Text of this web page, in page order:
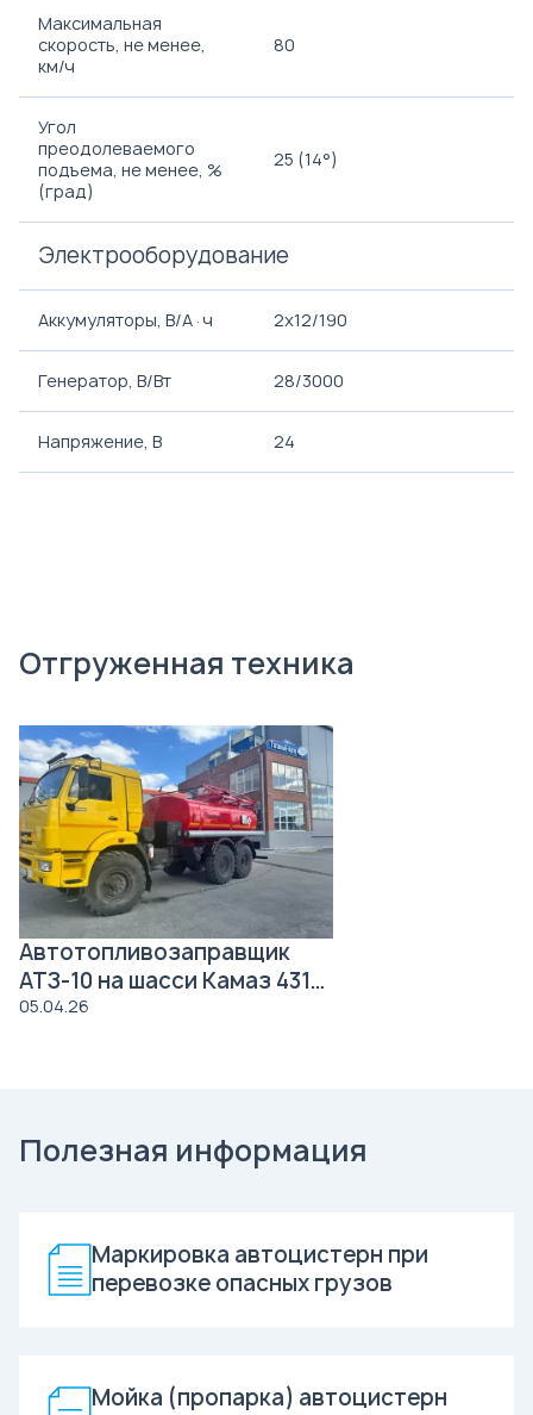
Максимальная
скорость, не менее,
км/ч
80
Угол
преодолеваемого
подъема, не менее, %
(град)
25 (14°)
Электрооборудование
Аккумуляторы, В/А·ч 2х12/190
Генератор, В/Вт 28/3000
Напряжение, B 24
Отгруженная техника
Автотопливозаправщик
АТЗ-10 на шасси Камаз 43118
Роснефть
05.04.26
Полезная информация
Маркировка автоцистерн при
перевозке опасных грузов
Мойка (пропарка) автоцистерн